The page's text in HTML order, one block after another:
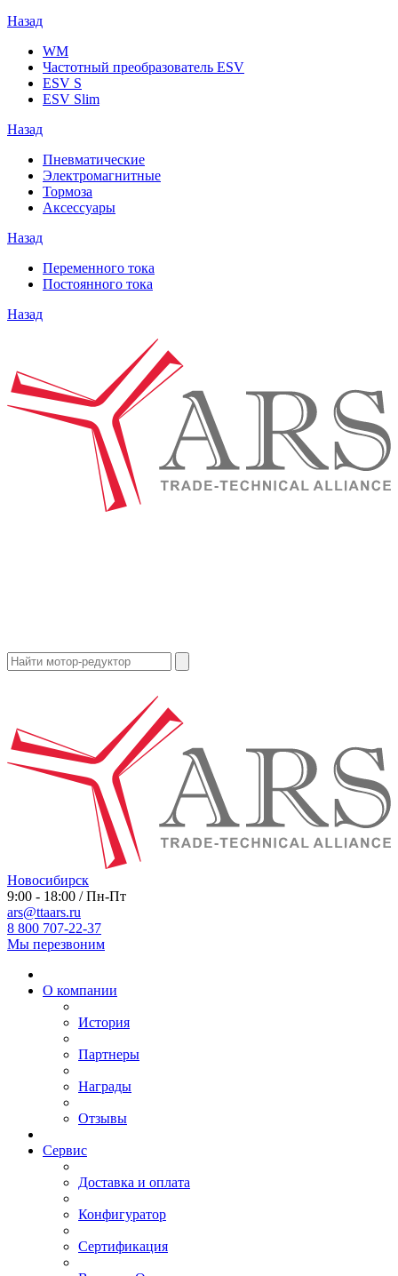
Назад
WM
Частотный преобразователь ESV
ESV S
ESV Slim
Назад
Пневматические
Электромагнитные
Тормоза
Аксессуары
Назад
Переменного тока
Постоянного тока
Назад
Новосибирск
9:00 - 18:00 / Пн-Пт
ars@ttaars.ru
8 800 707-22-37
Мы перезвоним
О компании
История
Партнеры
Награды
Отзывы
Сервис
Доставка и оплата
Конфигуратор
Сертификация